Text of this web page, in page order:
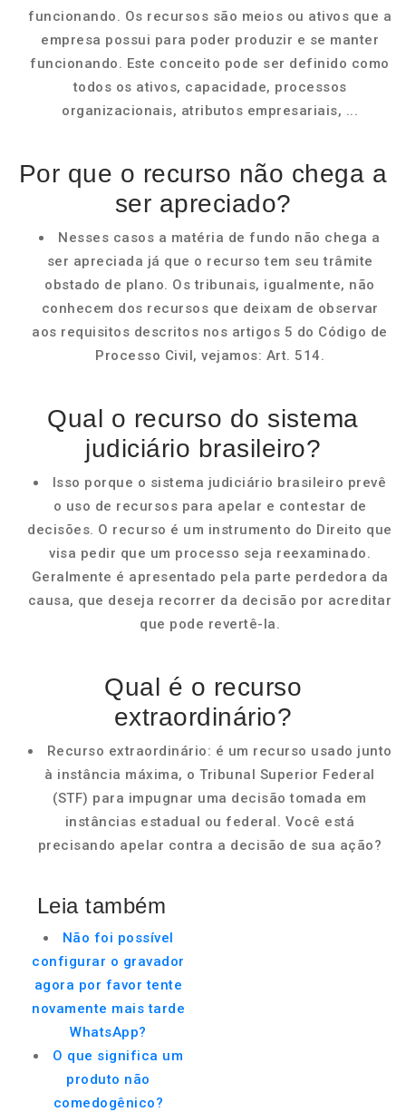
funcionando. Os recursos são meios ou ativos que a
empresa possui para poder produzir e se manter
funcionando. Este conceito pode ser definido como
todos os ativos, capacidade, processos
organizacionais, atributos empresariais, ...
Por que o recurso não chega a
ser apreciado?
Nesses casos a matéria de fundo não chega a
ser apreciada já que o recurso tem seu trâmite
obstado de plano. Os tribunais, igualmente, não
conhecem dos recursos que deixam de observar
aos requisitos descritos nos artigos 5 do Código de
Processo Civil, vejamos: Art. 514.
Qual o recurso do sistema
judiciário brasileiro?
Isso porque o sistema judiciário brasileiro prevê
o uso de recursos para apelar e contestar de
decisões. O recurso é um instrumento do Direito que
visa pedir que um processo seja reexaminado.
Geralmente é apresentado pela parte perdedora da
causa, que deseja recorrer da decisão por acreditar
que pode revertê-la.
Qual é o recurso
extraordinário?
Recurso extraordinário: é um recurso usado junto
à instância máxima, o Tribunal Superior Federal
(STF) para impugnar uma decisão tomada em
instâncias estadual ou federal. Você está
precisando apelar contra a decisão de sua ação?
Leia também
Não foi possível
configurar o gravador
agora por favor tente
novamente mais tarde
WhatsApp?
O que significa um
produto não
comedogênico?